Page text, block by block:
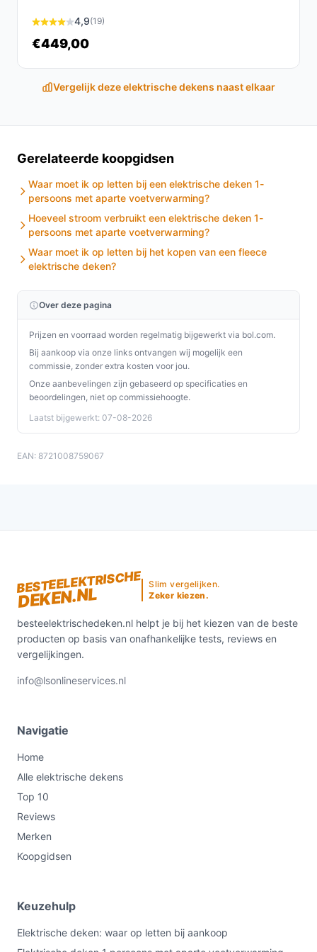
4,9(19)
€449,00
Vergelijk deze elektrische dekens naast elkaar
Gerelateerde koopgidsen
Waar moet ik op letten bij een elektrische deken 1-
persoons met aparte voetverwarming?
Hoeveel stroom verbruikt een elektrische deken 1-
persoons met aparte voetverwarming?
Waar moet ik op letten bij het kopen van een fleece
elektrische deken?
Over deze pagina
Prijzen en voorraad worden regelmatig bijgewerkt via bol.com.
Bij aankoop via onze links ontvangen wij mogelijk een
commissie, zonder extra kosten voor jou.
Onze aanbevelingen zijn gebaseerd op specificaties en
beoordelingen, niet op commissiehoogte.
Laatst bijgewerkt: 07-08-2026
EAN: 8721008759067
BESTEELEKTRISCHE
DEKEN.NL
Slim vergelijken.
Zeker kiezen.
besteelektrischedeken.nl helpt je bij het kiezen van de beste
producten op basis van onafhankelijke tests, reviews en
vergelijkingen.
info@lsonlineservices.nl
Navigatie
Home
Alle elektrische dekens
Top 10
Reviews
Merken
Koopgidsen
Keuzehulp
Elektrische deken: waar op letten bij aankoop